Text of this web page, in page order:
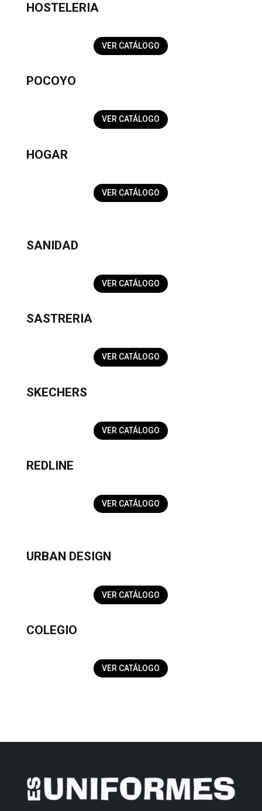
HOSTELERIA
VER CATÁLOGO
POCOYO
VER CATÁLOGO
HOGAR
VER CATÁLOGO
SANIDAD
VER CATÁLOGO
SASTRERIA
VER CATÁLOGO
SKECHERS
VER CATÁLOGO
REDLINE
VER CATÁLOGO
URBAN DESIGN
VER CATÁLOGO
COLEGIO
VER CATÁLOGO